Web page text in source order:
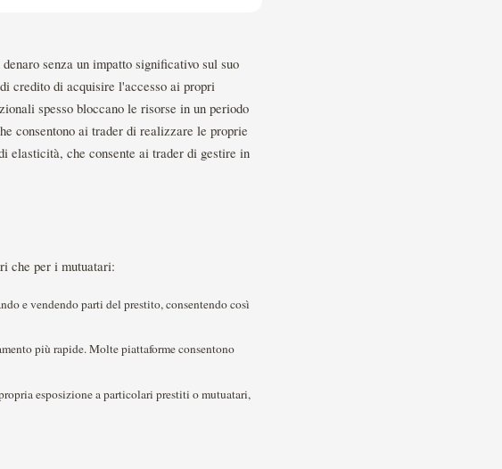
senza un impatto significativo sul suo
credito di acquisire l'accesso ai propri
spesso bloccano le risorse in un periodo
consentono ai trader di realizzare le proprie
elasticità, che consente ai trader di gestire in
che per i mutuatari:
e vendendo parti del prestito, consentendo così
più rapide. Molte piattaforme consentono
esposizione a particolari prestiti o mutuatari,